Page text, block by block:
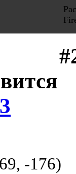
, -176)